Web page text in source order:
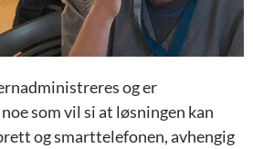
og er
som vil si at løsningen kan
og smarttelefonen, avhengig